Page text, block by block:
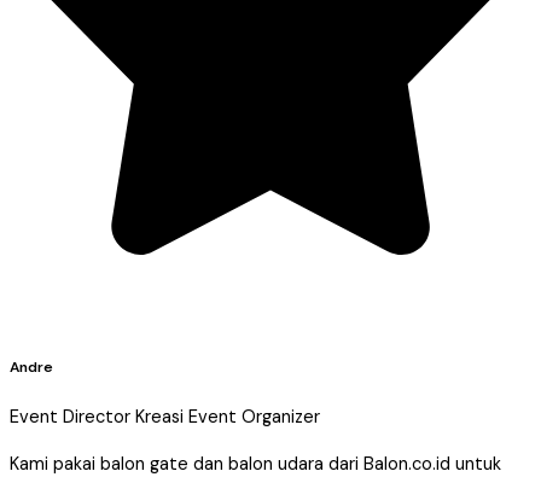
Andre
Event Director Kreasi Event Organizer
Kami pakai balon gate dan balon udara dari Balon.co.id untuk